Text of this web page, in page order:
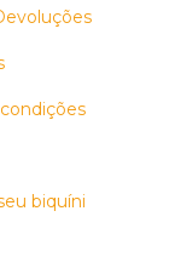
biquíni